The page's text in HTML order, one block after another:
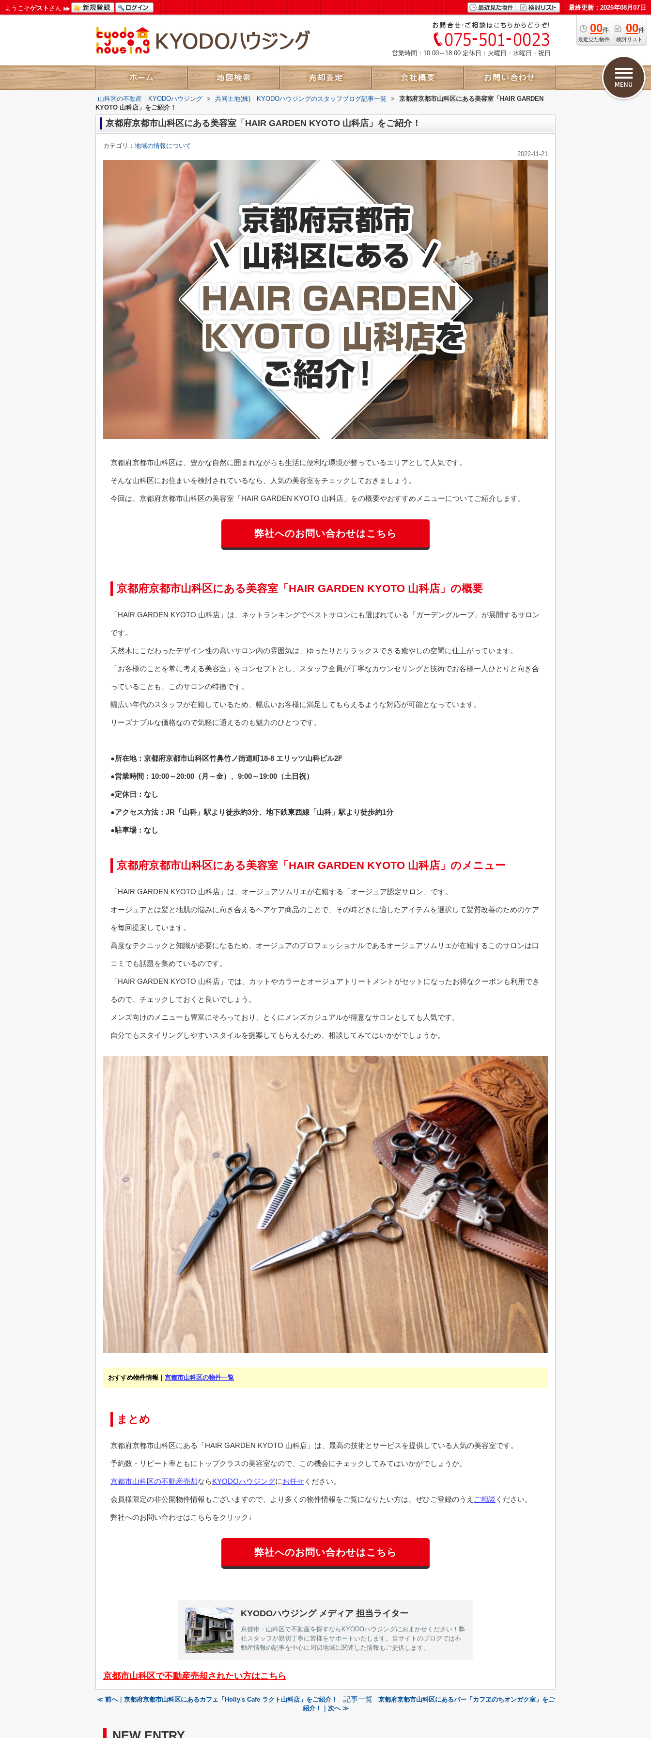
ようこそゲストさん 最終更新：2026年08月07日
00件
最近見た物件
00件
検討リスト
営業時間：10:00～18:00 定休日：火曜日・水曜日・祝日
山科区の不動産｜KYODOハウジング > 共同土地(株) KYODOハウジングのスタッフブログ記事一覧 >
京都府京都市山科区にある美容室「HAIR GARDEN
KYOTO 山科店」をご紹介！
京都府京都市山科区にある美容室「HAIR GARDEN KYOTO 山科店」をご紹介！
カテゴリ： 地域の情報について
2022-11-21
京都府京都市山科区は、豊かな自然に囲まれながらも生活に便利な環境が整っているエリアとして人気です。
そんな山科区にお住まいを検討されているなら、人気の美容室をチェックしておきましょう。
今回は、京都府京都市山科区の美容室「HAIR GARDEN KYOTO 山科店」をの概要やおすすめメニューについてご紹介します。
弊社へのお問い合わせはこちら
京都府京都市山科区にある美容室「HAIR GARDEN KYOTO 山科店」の概要
「HAIR GARDEN KYOTO 山科店」は、ネットランキングでベストサロンにも選ばれている「ガーデングループ」が展開するサロン
です。
天然木にこだわったデザイン性の高いサロン内の雰囲気は、ゆったりとリラックスできる癒やしの空間に仕上がっています。
「お客様のことを常に考える美容室」をコンセプトとし、スタッフ全員が丁寧なカウンセリングと技術でお客様一人ひとりと向き合
っていることも、このサロンの特徴です。
幅広い年代のスタッフが在籍しているため、幅広いお客様に満足してもらえるような対応が可能となっています。
リーズナブルな価格なので気軽に通えるのも魅力のひとつです。
●所在地：京都府京都市山科区竹鼻竹ノ街道町18-8 エリッツ山科ビル2F
●営業時間：10:00～20:00（月～金）、9:00～19:00（土日祝）
●定休日：なし
●アクセス方法：JR「山科」駅より徒歩約3分、地下鉄東西線「山科」駅より徒歩約1分
●駐車場：なし
京都府京都市山科区にある美容室「HAIR GARDEN KYOTO 山科店」のメニュー
「HAIR GARDEN KYOTO 山科店」は、オージュアソムリエが在籍する「オージュア認定サロン」です。
オージュアとは髪と地肌の悩みに向き合えるヘアケア商品のことで、その時どきに適したアイテムを選択して髪質改善のためのケア
を毎回提案しています。
高度なテクニックと知識が必要になるため、オージュアのプロフェッショナルであるオージュアソムリエが在籍するこのサロンは口
コミでも話題を集めているのです。
「HAIR GARDEN KYOTO 山科店」では、カットやカラーとオージュアトリートメントがセットになったお得なクーポンも利用でき
るので、チェックしておくと良いでしょう。
メンズ向けのメニューも豊富にそろっており、とくにメンズカジュアルが得意なサロンとしても人気です。
自分でもスタイリングしやすいスタイルを提案してもらえるため、相談してみてはいかがでしょうか。
おすすめ物件情報｜ 京都市山科区の物件一覧
まとめ
京都府京都市山科区にある「HAIR GARDEN KYOTO 山科店」は、最高の技術とサービスを提供している人気の美容室です。
予約数・リピート率ともにトップクラスの美容室なので、この機会にチェックしてみてはいかがでしょうか。
京都市山科区の不動産売却なら KYODOハウジングにお任せ ください。
会員様限定の非公開物件情報もございますので、より多くの物件情報をご覧になりたい方は、ぜひご登録のうえ ご相談 ください。
弊社へのお問い合わせはこちらをクリック↓
弊社へのお問い合わせはこちら
KYODOハウジング メディア 担当ライター
京都市・山科区で不動産を探すならKYODOハウジングにおまかせください！弊
社スタッフが親切丁寧に皆様をサポートいたします。当サイトのブログでは不
動産情報の記事を中心に周辺地域に関連した情報もご提供します。
京都市山科区で不動産売却されたい方はこちら
≪ 前へ｜京都府京都市山科区にあるカフェ「Holly's Cafe ラクト山科店」をご紹介！ 記事一覧
京都府京都市山科区にあるバー「カフヱのちオンガク室」をご
紹介！｜次へ ≫